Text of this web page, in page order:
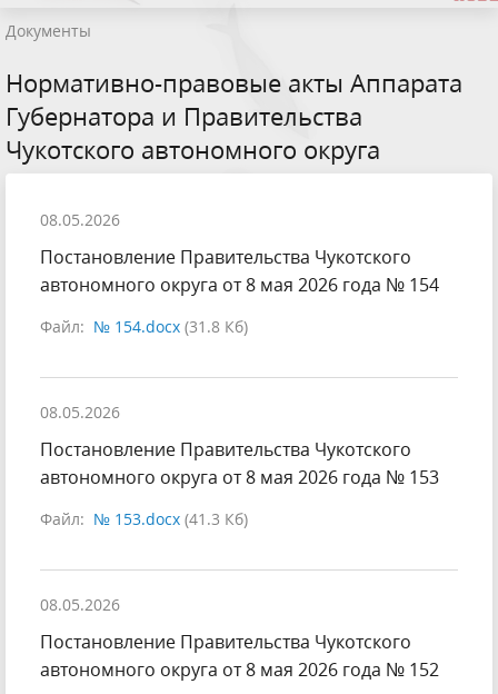
Документы
Нормативно-правовые акты Аппарата
Губернатора и Правительства
Чукотского автономного округа
08.05.2026
Постановление Правительства Чукотского
автономного округа от 8 мая 2026 года № 154
Файл: № 154.docx (31.8 Кб)
08.05.2026
Постановление Правительства Чукотского
автономного округа от 8 мая 2026 года № 153
Файл: № 153.docx (41.3 Кб)
08.05.2026
Постановление Правительства Чукотского
автономного округа от 8 мая 2026 года № 152